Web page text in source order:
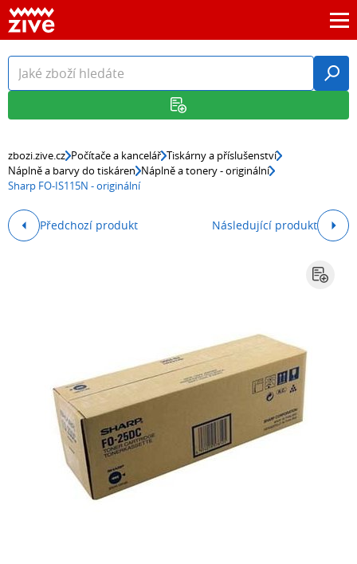
zbozi.zive.cz Počítače a kancelář Tiskárny a příslušenství
Náplně a barvy do tiskáren Náplně a tonery - originální
Sharp FO-IS115N - originální
Předchozí produkt Následující produkt